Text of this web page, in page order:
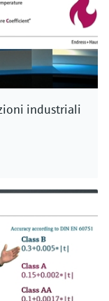
l'industria
vetro
industriali